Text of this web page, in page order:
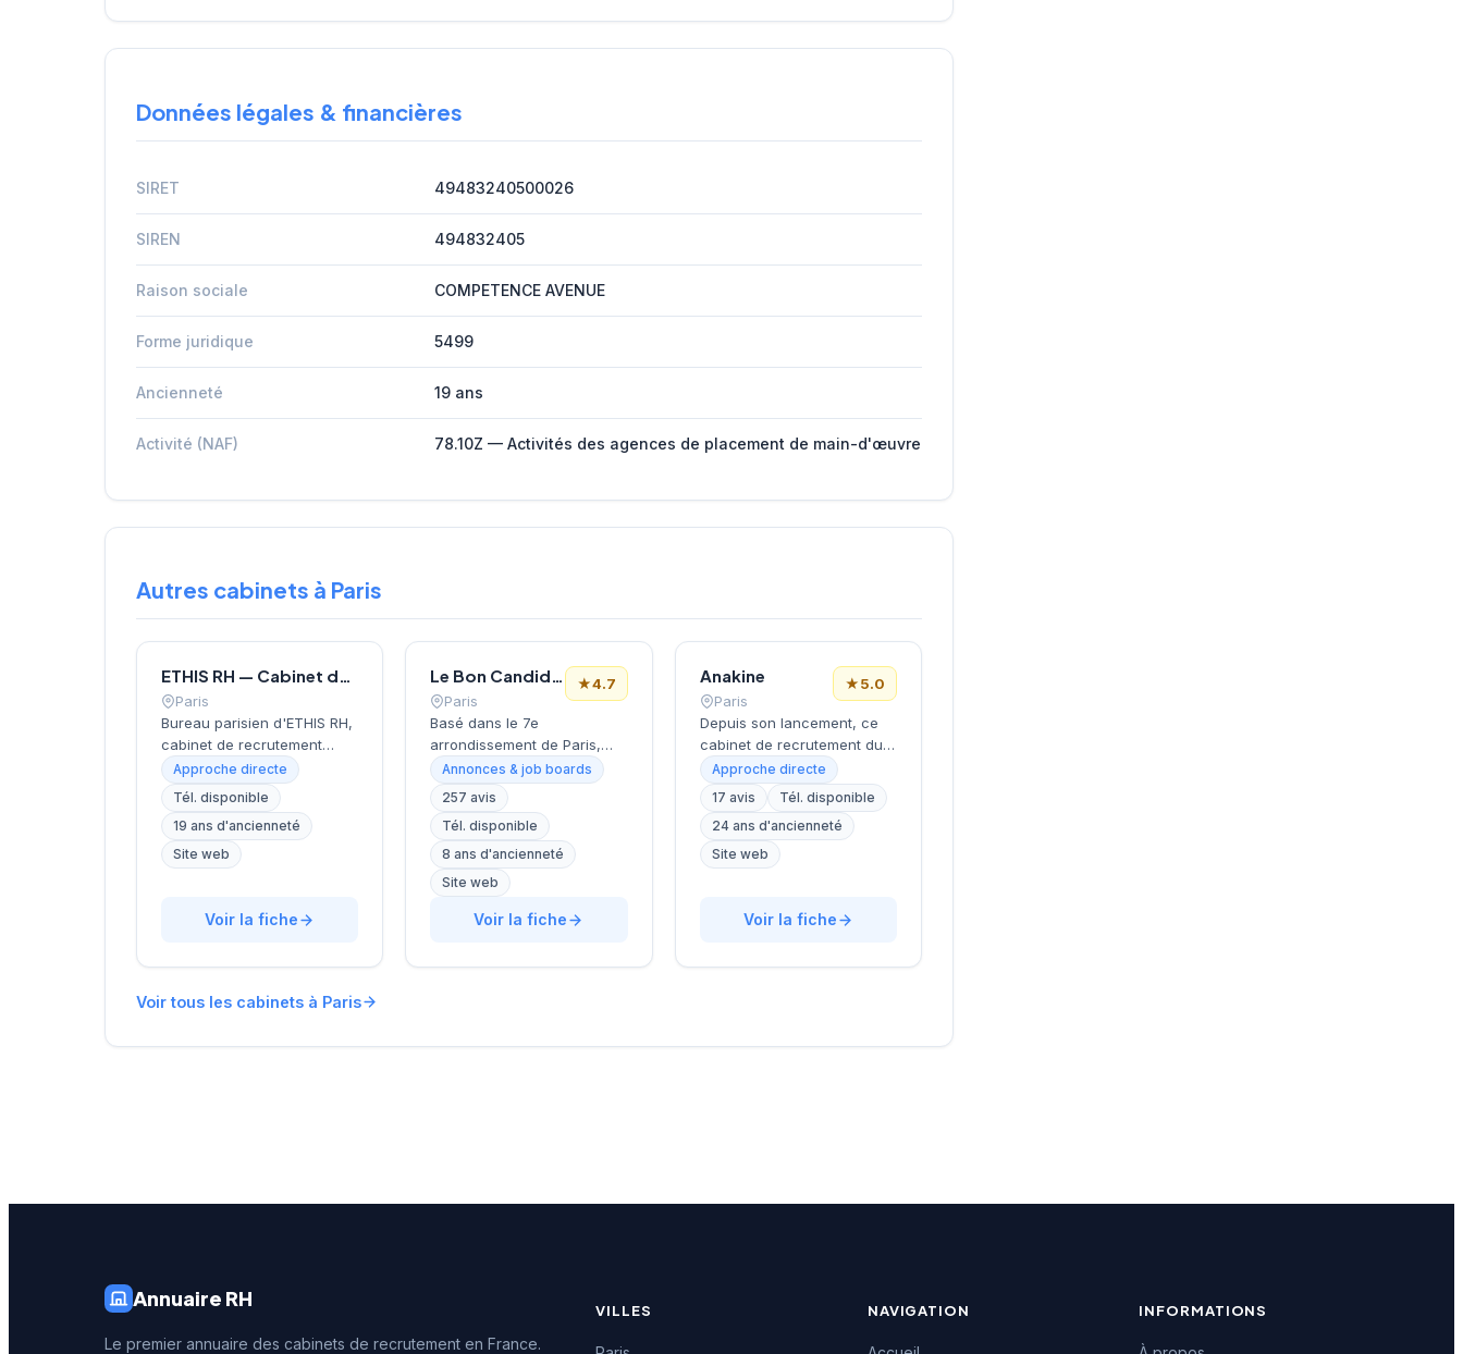
Données légales & financières
SIRET 49483240500026
SIREN 494832405
Raison sociale COMPETENCE AVENUE
Forme juridique 5499
Ancienneté 19 ans
Activité (NAF) 78.10Z — Activités des agences de placement de main-d'œuvre
Autres cabinets à Paris
ETHIS RH — Cabinet de recrutement à Paris
Paris
Bureau parisien d'ETHIS RH,
cabinet de recrutement
fondé en 2007, spécialisé
dans le conseil en
ressources humaines, le
recrutement de cadres et
dirigeants, le coaching et
arrondissement de Paris, à
l'équipe accompagne les
dans leurs recherches de
personnalisée.
Approche directe
Tél. disponible
19 ans d'ancienneté
Site web
Voir la fiche
Le Bon Candidat
Paris
★4.7
Basé dans le 7e
arrondissement de Paris,
près de la Tour Eiffel et des
Invalides, ce cabinet de
recrutement bénéficie d'une
localisation prestigieuse au
cœur de la capitale. Installé
rue de Bellechasse, il
accompagne les entreprises
dans leurs recrutements
personnalisée. La structure
note de 4.7/5 sur plus de
Annonces & job boards
257 avis
Tél. disponible
8 ans d'ancienneté
Site web
Voir la fiche
Anakine
Paris
★5.0
Depuis son lancement, ce
cabinet de recrutement du
9e arrondissement
accompagne les entreprises
dans leurs recherches de
talents, avec une approche
centrée sur les métiers du
quartier Opéra-Grands
développe une expertise
L'équipe intervient tant sur
satisfaction des clients
Approche directe
17 avis
Tél. disponible
24 ans d'ancienneté
Site web
Voir la fiche
Voir tous les cabinets à Paris
Annuaire RH
Le premier annuaire des cabinets de recrutement en France.
VILLES NAVIGATION INFORMATIONS